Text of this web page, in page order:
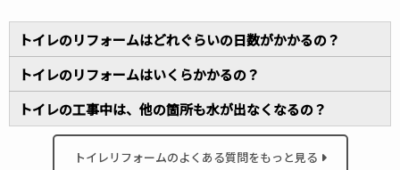
トイレのリフォームはどれぐらいの日数がかかるの？
トイレのリフォームはいくらかかるの？
トイレの工事中は、他の箇所も水が出なくなるの？
トイレリフォームのよくある質問をもっと見る